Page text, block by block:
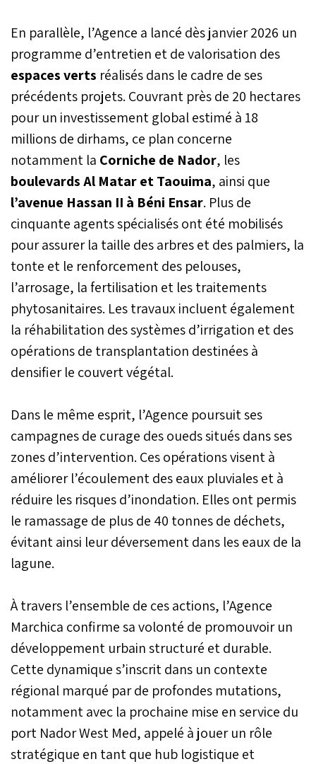
En parallèle, l’Agence a lancé dès janvier 2026 un
programme d’entretien et de valorisation des
espaces verts réalisés dans le cadre de ses
précédents projets. Couvrant près de 20 hectares
pour un investissement global estimé à 18
millions de dirhams, ce plan concerne
notamment la Corniche de Nador, les
boulevards Al Matar et Taouima, ainsi que
l’avenue Hassan II à Béni Ensar. Plus de
cinquante agents spécialisés ont été mobilisés
pour assurer la taille des arbres et des palmiers, la
tonte et le renforcement des pelouses,
l’arrosage, la fertilisation et les traitements
phytosanitaires. Les travaux incluent également
la réhabilitation des systèmes d’irrigation et des
opérations de transplantation destinées à
densifier le couvert végétal.
Dans le même esprit, l’Agence poursuit ses
campagnes de curage des oueds situés dans ses
zones d’intervention. Ces opérations visent à
améliorer l’écoulement des eaux pluviales et à
réduire les risques d’inondation. Elles ont permis
le ramassage de plus de 40 tonnes de déchets,
évitant ainsi leur déversement dans les eaux de la
lagune.
À travers l’ensemble de ces actions, l’Agence
Marchica confirme sa volonté de promouvoir un
développement urbain structuré et durable.
Cette dynamique s’inscrit dans un contexte
régional marqué par de profondes mutations,
notamment avec la prochaine mise en service du
port Nador West Med, appelé à jouer un rôle
stratégique en tant que hub logistique et